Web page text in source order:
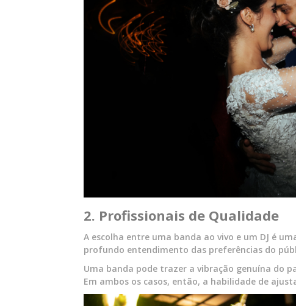
2. Profissionais de Qualidade
A escolha entre uma banda ao vivo e um DJ é
profundo entendimento das preferências do
Uma banda pode trazer a vibração genuína do
Em ambos os casos, então, a habilidade de